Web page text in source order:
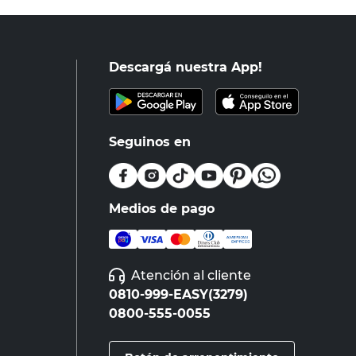
Descargá nuestra App!
Seguinos en
Medios de pago
Atención al cliente
0810-999-EASY(3279)
0800-555-0055